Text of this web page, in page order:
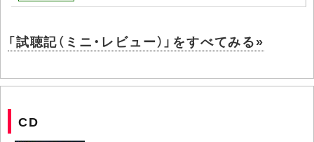
「試聴記（ミニ・レビュー）」をすべてみる»
CD